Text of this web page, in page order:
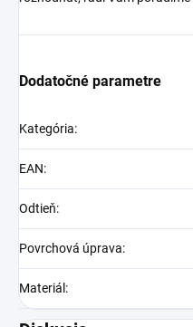
Dodatočné parametre
Kategória:
EAN:
Odtieň:
Povrchová úprava:
Materiál :